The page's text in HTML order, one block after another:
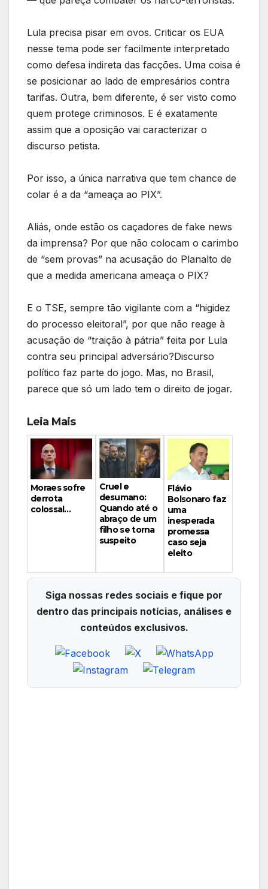
Lula precisa pisar em ovos. Criticar os EUA
nesse tema pode ser facilmente interpretado
como defesa indireta das facções. Uma coisa é
se posicionar ao lado de empresários contra
tarifas. Outra, bem diferente, é ser visto como
quem protege criminosos. E é exatamente
assim que a oposição vai caracterizar o
discurso petista.
Por isso, a única narrativa que tem chance de
colar é a da “ameaça ao PIX”.
Aliás, onde estão os caçadores de fake news
da imprensa? Por que não colocam o carimbo
de “sem provas” na acusação do Planalto de
que a medida americana ameaça o PIX?
E o TSE, sempre tão vigilante com a “higidez
do processo eleitoral”, por que não reage à
acusação de “traição à pátria” feita por Lula
contra seu principal adversário?Discurso
político faz parte do jogo. Mas, no Brasil,
parece que só um lado tem o direito de jogar.
Leia Mais
Moraes sofre
derrota
colossal…
Cruel e
desumano:
Quando até o
abraço de um
filho se torna
suspeito
Flávio
Bolsonaro faz
uma
inesperada
promessa
caso seja
eleito
Siga nossas redes sociais e fique por
dentro das principais notícias, análises e
conteúdos exclusivos.